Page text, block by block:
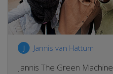
J Jannis van Hattum
Jannis The Green Machine